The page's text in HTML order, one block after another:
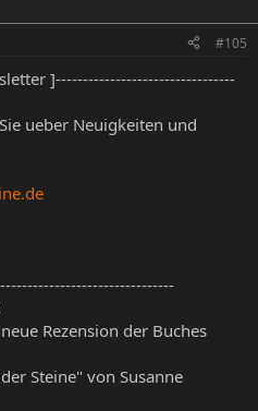
#105
]---------------------------------
ueber Neuigkeiten und
Rezension der Buches
Steine" von Susanne